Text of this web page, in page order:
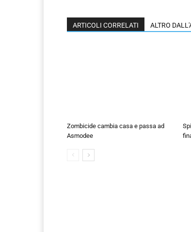
ARTICOLI CORRELATI ALTRO
Zombicide cambia casa e passa ad
Asmodee